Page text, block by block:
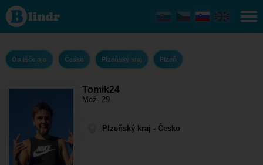
Tomik24
- On išče
njo
Plzeňský
Plzeň
On išče njo Česko Plzeňský kraj Plzeň
Tomik24
Mož, 29
Plzeňský kraj - Česko